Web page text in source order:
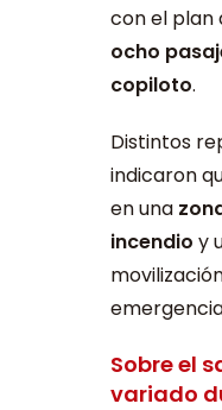
con el plan
ocho
copiloto.
Distintos
indicaron
en una
incendio y
Sobre el
variado